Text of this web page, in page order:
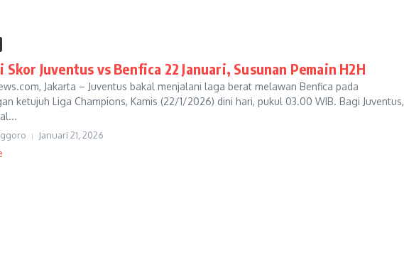
Skor Juventus vs Benfica 22 Januari, Susunan Pemain H2H
Jakarta – Juventus bakal menjalani laga berat melawan Benfica pada
ketujuh Liga Champions, Kamis (22/1/2026) dini hari, pukul 03.00 WIB. Bagi Juventus,
Januari 21, 2026